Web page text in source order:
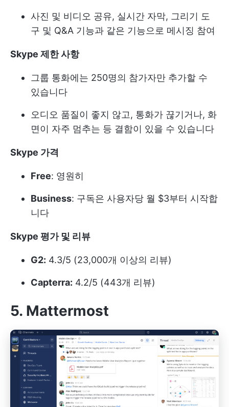
사진 및 비디오 공유, 실시간 자막, 그리기 도
구 및 Q&A 기능과 같은 기능으로 메시징 참여
Skype 제한 사항
그룹 통화에는 250명의 참가자만 추가할 수
있습니다
오디오 품질이 좋지 않고, 통화가 끊기거나, 화
면이 자주 멈추는 등 결함이 있을 수 있습니다
Skype 가격
Free: 영원히
Business: 구독은 사용자당 월 $3부터 시작합
니다
Skype 평가 및 리뷰
G2: 4.3/5 (23,000개 이상의 리뷰)
Capterra: 4.2/5 (443개 리뷰)
5. Mattermost